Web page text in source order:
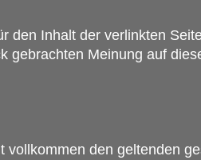
den Inhalt der verlinkten
gebrachten Meinung auf
vollkommen den geltenden